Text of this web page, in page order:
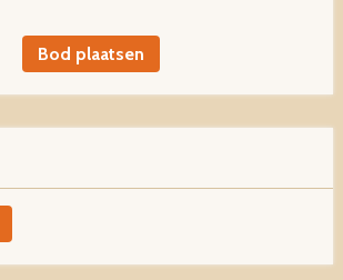
Bod plaatsen